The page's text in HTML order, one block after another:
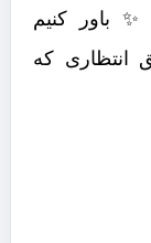
باور کنیم
انتظاری که